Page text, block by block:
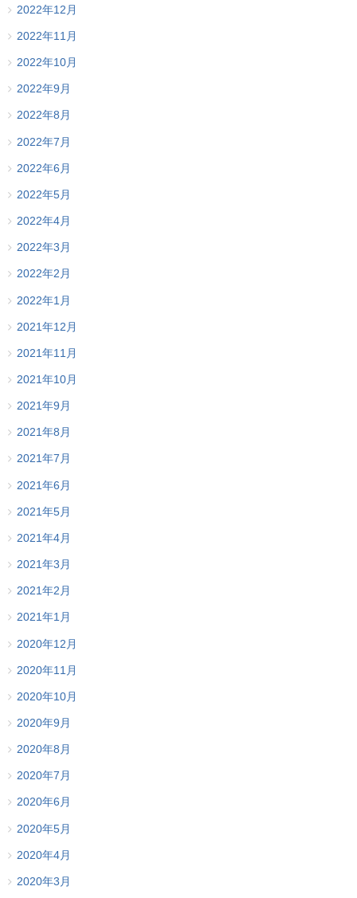
2022年12月
2022年11月
2022年10月
2022年9月
2022年8月
2022年7月
2022年6月
2022年5月
2022年4月
2022年3月
2022年2月
2022年1月
2021年12月
2021年11月
2021年10月
2021年9月
2021年8月
2021年7月
2021年6月
2021年5月
2021年4月
2021年3月
2021年2月
2021年1月
2020年12月
2020年11月
2020年10月
2020年9月
2020年8月
2020年7月
2020年6月
2020年5月
2020年4月
2020年3月